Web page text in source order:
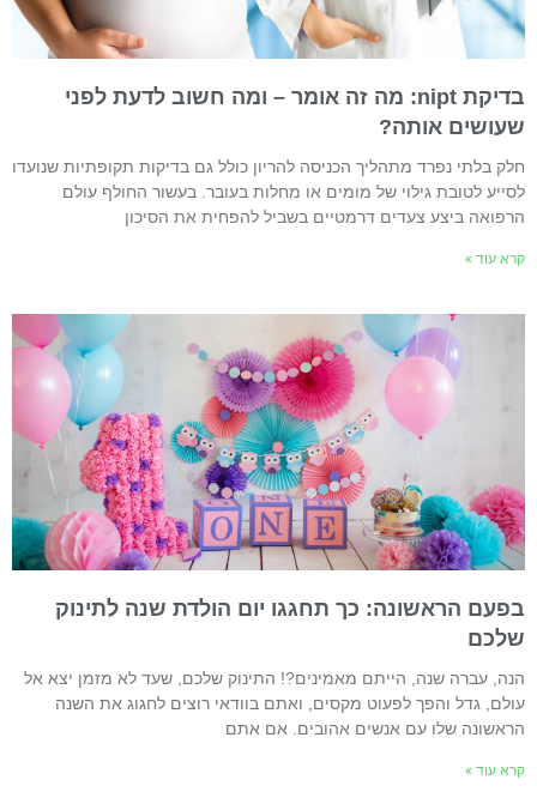
בדיקת nipt: מה זה אומר – ומה חשוב לדעת לפני
אותה?
בלתי נפרד מתהליך הכניסה להריון כולל גם בדיקות תקופתיות שנועדו
לטובת גילוי של מומים או מחלות בעובר. בעשור החולף עולם
ביצע צעדים דרמטיים בשביל להפחית את הסיכון
עוד »
הראשונה: כך תחגגו יום הולדת שנה לתינוק
עברה שנה, הייתם מאמינים?! התינוק שלכם, שעד לא מזמן יצא אל
גדל והפך לפעוט מקסים, ואתם בוודאי רוצים לחגוג את השנה
שלו עם אנשים אהובים. אם אתם
עוד »